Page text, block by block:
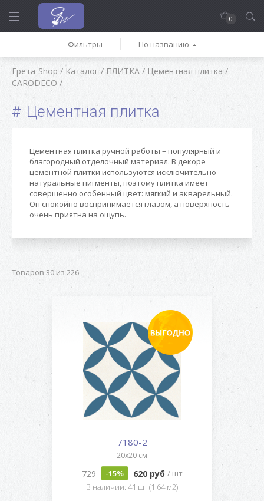
0
Грета-Shop / Каталог / ПЛИТКА / Цементная плитка /
CARODECO /
Цементная плитка
Цементная плитка ручной работы – популярный и
благородный отделочный материал. В декоре
цементной плитки используются исключительно
натуральные пигменты, поэтому плитка имеет
совершенно особенный цвет: мягкий и акварельный.
Он спокойно воспринимается глазом, а поверхность
очень приятна на ощупь.
Товаров 30 из 226
7180-2
20x20 см
729 -15% 620 руб / шт
В наличии: 41 шт (1.64 м2)
Фильтры По названию